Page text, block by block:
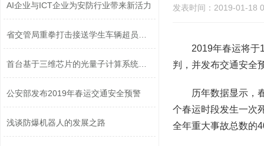
AI企业与ICT企业为安防行业带来新活力
公安部发布2019年春运交通安全预警
浅谈防爆机器人的发展之路
发表时间：2019-01-18
2019年春运将于
判，并发布交通安全
历年数据显示，
个春运时段发生一次
全年重大事故总数的